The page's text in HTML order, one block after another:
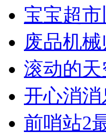
宝宝超市
废品机械
滚动的天
开心消
前哨站2